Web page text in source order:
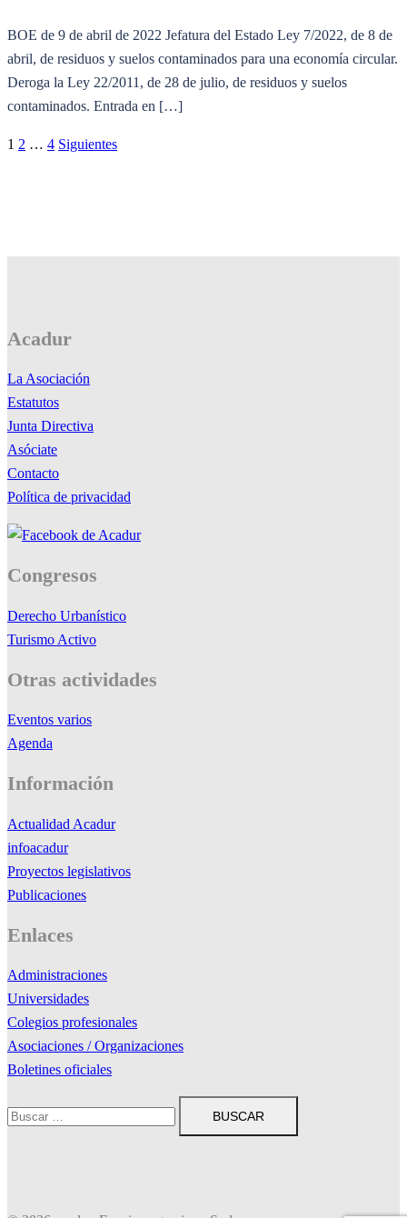
BOE de 9 de abril de 2022 Jefatura del Estado Ley 7/2022, de 8 de
abril, de residuos y suelos contaminados para una economía circular.
Deroga la Ley 22/2011, de 28 de julio, de residuos y suelos
contaminados. Entrada en […]
Paginación
1 2 … 4 Siguientes
Acadur
La Asociación
Estatutos
Junta Directiva
Asóciate
Contacto
Política de privacidad
Congresos
Derecho Urbanístico
Turismo Activo
Otras actividades
Eventos varios
Agenda
Información
Actualidad Acadur
infoacadur
Proyectos legislativos
Publicaciones
Enlaces
Administraciones
Universidades
Colegios profesionales
Asociaciones / Organizaciones
Boletines oficiales
Buscar: